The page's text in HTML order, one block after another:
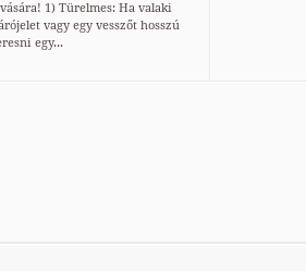
1) Türelmes: Ha valaki
vagy egy vesszőt hosszú
egy...